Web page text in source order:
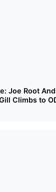
Joe Root
Climbs to